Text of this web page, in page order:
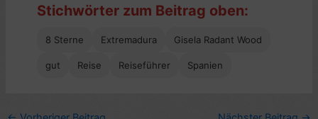
Stichwörter zum Beitrag oben:
8 Sterne Extremadura Gisela Radant Wood
gut Reise Reiseführer Spanien